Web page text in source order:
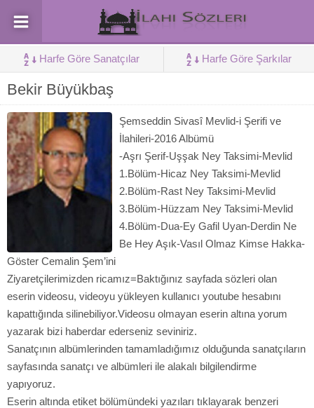
Harfe Göre Sanatçılar Harfe Göre Şarkılar
Bekir Büyükbaş
Şemseddin Sivasî Mevlid-i Şerifi ve
İlahileri-2016 Albümü
-Aşrı Şerif-Uşşak Ney Taksimi-Mevlid
1.Bölüm-Hicaz Ney Taksimi-Mevlid
2.Bölüm-Rast Ney Taksimi-Mevlid
3.Bölüm-Hüzzam Ney Taksimi-Mevlid
4.Bölüm-Dua-Ey Gafil Uyan-Derdin Ne
Be Hey Aşık-Vasıl Olmaz Kimse Hakka-
Göster Cemalin Şem’ini
Ziyaretçilerimizden ricamız=Baktığınız sayfada sözleri olan
eserin videosu, videoyu yükleyen kullanıcı youtube hesabını
kapattığında silinebiliyor.Videosu olmayan eserin altına yorum
yazarak bizi haberdar ederseniz seviniriz.
Sanatçının albümlerinden tamamladığımız olduğunda sanatçıların
sayfasında sanatçı ve albümleri ile alakalı bilgilendirme
yapıyoruz.
Eserin altında etiket bölümündeki yazıları tıklayarak benzeri